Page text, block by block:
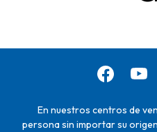
En nuestros centros de
persona sin importar su